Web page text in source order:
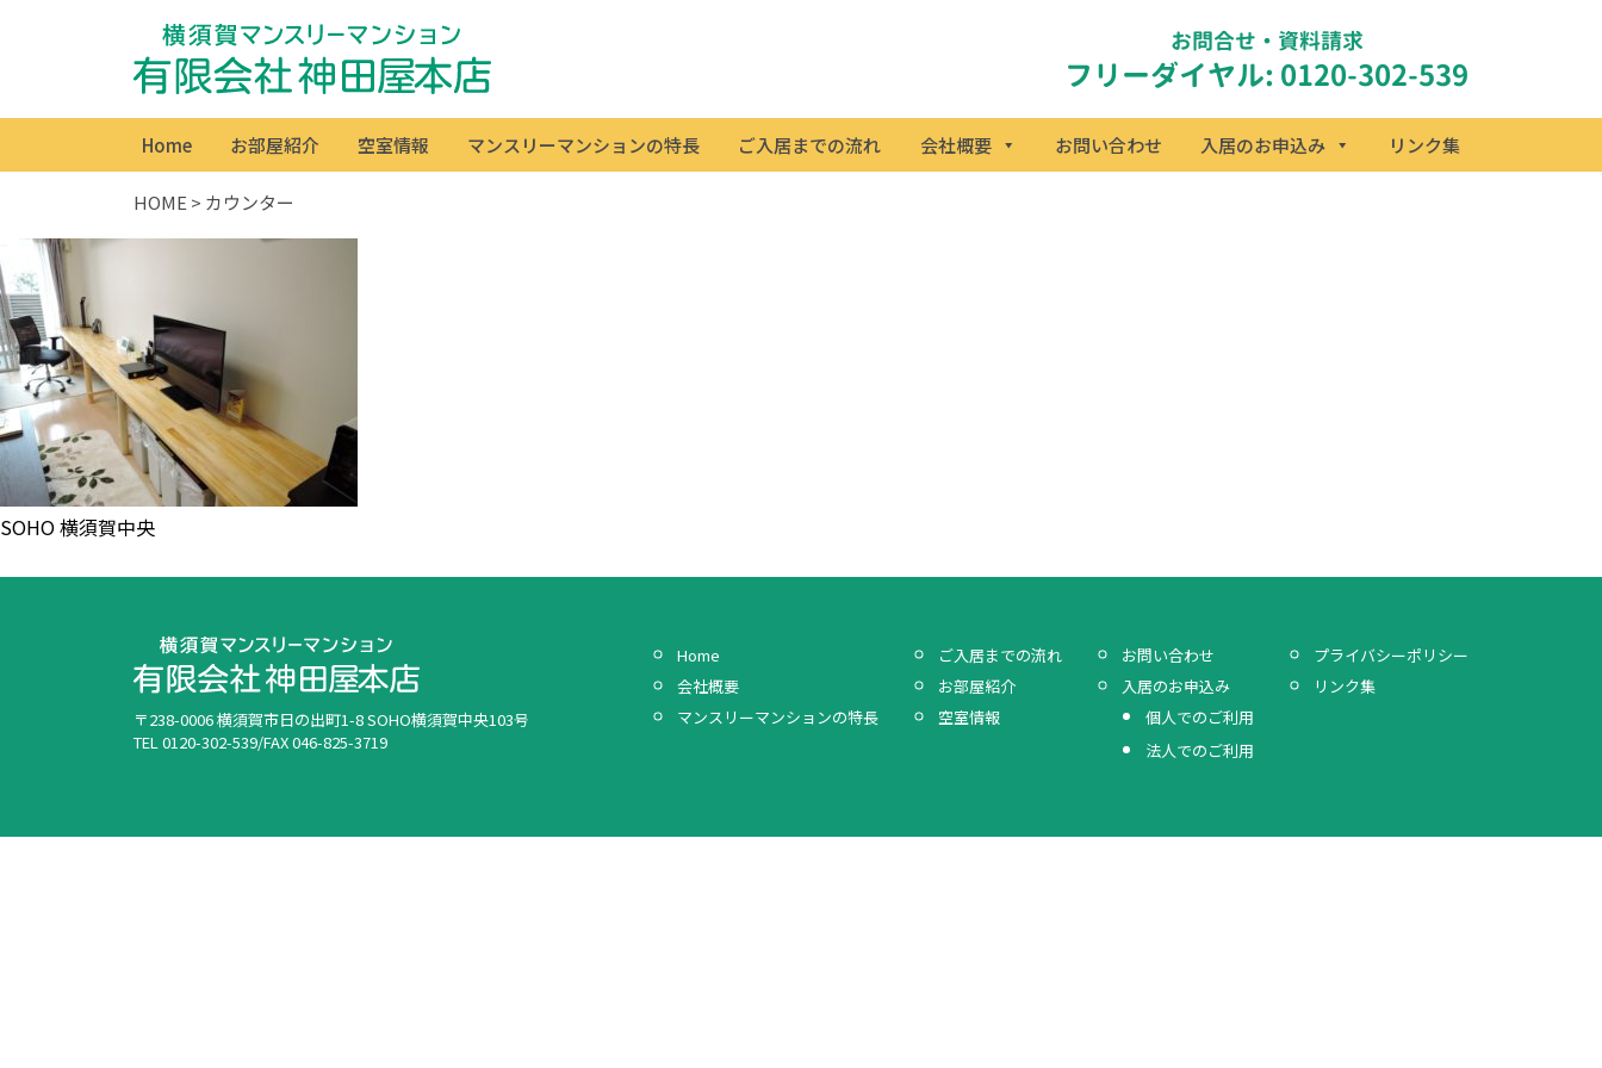
お問合せ・資料請求
フリーダイヤル: 0120-302-539
Home お部屋紹介 空室情報 マンスリーマンションの特長 ご入居までの流れ 会社概要 お問い合わせ 入居のお申込み リンク集
HOME > カウンター
SOHO 横須賀中央
〒238-0006 横須賀市日の出町1-8 SOHO横須賀中央103号
TEL 0120-302-539/FAX 046-825-3719
Home
会社概要
マンスリーマンションの特長
ご入居までの流れ
お部屋紹介
空室情報
お問い合わせ
入居のお申込み
個人でのご利用
法人でのご利用
プライバシーポリシー
リンク集